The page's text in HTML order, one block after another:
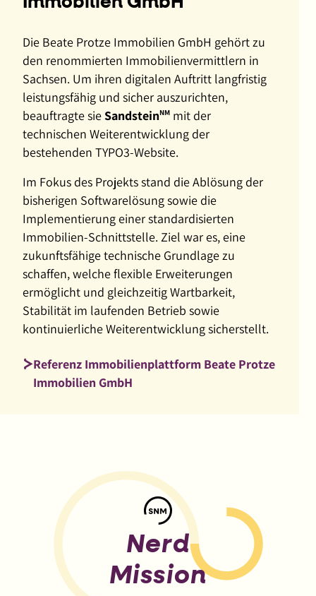
Wirtschaft,
Landesentwicklung
und
Energie
sowie
mit
dem
Staatsministerium
für
Familie,
Arbeit
und
Soziales,
die
neue
Webseite
Kulturstiftung
für
die
Semperoper,
einen
Online-
Shop
für
Die Beate Protze Immobilien GmbH gehört zu
den renommierten Immobilienvermittlern in
Sachsen. Um ihren digitalen Auftritt langfristig
leistungsfähig und sicher auszurichten,
beauftragte sieSandsteinNM mit der
technischen Weiterentwicklung der
bestehenden TYPO3-Website.
Im Fokus des Projekts stand die Ablösung der
bisherigen Softwarelösung sowie die
Implementierung einer standardisierten
Immobilien-Schnittstelle. Ziel war es, eine
zukunftsfähige technische Grundlage zu
schaffen, welche flexible Erweiterungen
ermöglicht und gleichzeitig Wartbarkeit,
Stabilität im laufenden Betrieb sowie
kontinuierliche Weiterentwicklung sicherstellt.
Referenz Immobilienplattform Beate Protze
Immobilien GmbH
Nerd
Mission